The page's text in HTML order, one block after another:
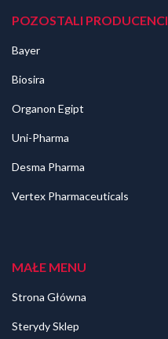
POZOSTALI PRODUCENCI
Bayer
Biosira
Organon Egipt
Uni-Pharma
Desma Pharma
Vertex Pharmaceuticals
MAŁE MENU
Strona Główna
Sterydy Sklep